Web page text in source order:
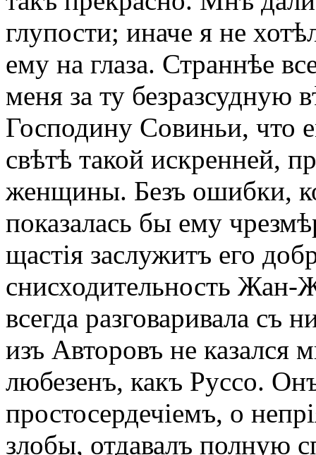
глупости; иначе я не
ему на глаза. Страннѣе
меня за ту безразсудную
Господину Совиньи, что
свѣтѣ такой искренней,
женщины. Безъ ошибки,
показалась бы ему
щастія заслужитъ его
снисходительность Жан-
всегда разговаривала съ
изъ Авторовъ не казался
любезенъ, какъ Руссо.
простосердечіемъ, о
злобы, отдавалъ полную